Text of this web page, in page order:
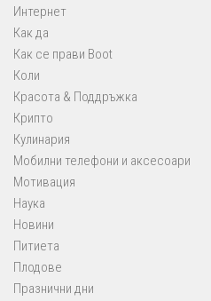
Интернет
Как да
Как се прави Boot
Коли
Красота & Поддръжка
Крипто
Кулинария
Мобилни телефони и аксесоари
Мотивация
Наука
Новини
Питиета
Плодове
Празнични дни